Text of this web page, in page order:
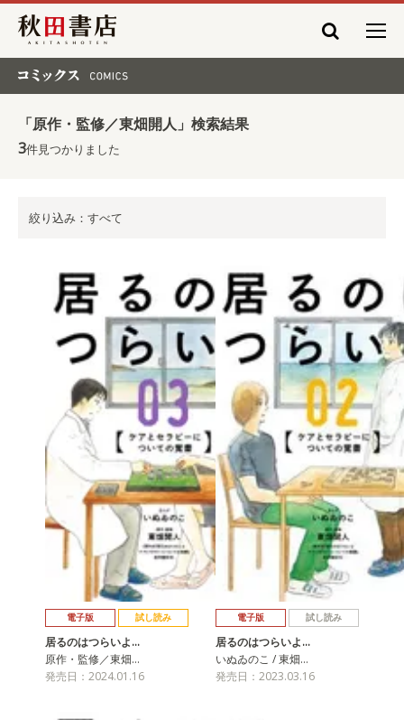
秋田書店
「原作・監修／東畑開人」検索結果
3件見つかりました
絞り込み：すべて
電子版 試し読み
居るのはつらいよ…
原作・監修／東畑…
発売日：2024.01.16
電子版 試し読み
居るのはつらいよ…
いぬゐのこ / 東畑…
発売日：2023.03.16